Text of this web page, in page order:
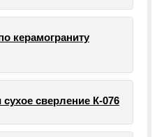
керамограниту
сверление К-076